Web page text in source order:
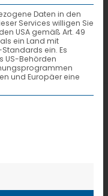
Daten in den
Services willigen Sie
USA gemäß Art. 49
als ein Land mit
ein. Es
US-Behörden
und Europäer eine
Gruppen,